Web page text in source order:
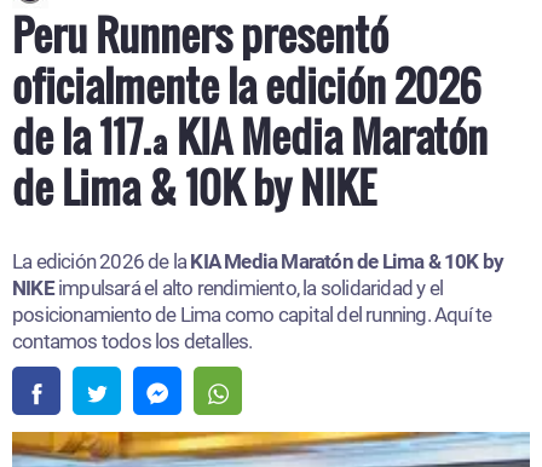
Peru Runners presentó
oficialmente la edición 2026
de la 117.ª KIA Media Maratón
de Lima & 10K by NIKE
La edición 2026 de la KIA Media Maratón de Lima & 10K by
NIKEimpulsará el alto rendimiento, la solidaridad y el
posicionamiento de Lima como capital del running. Aquí te
contamos todos los detalles.